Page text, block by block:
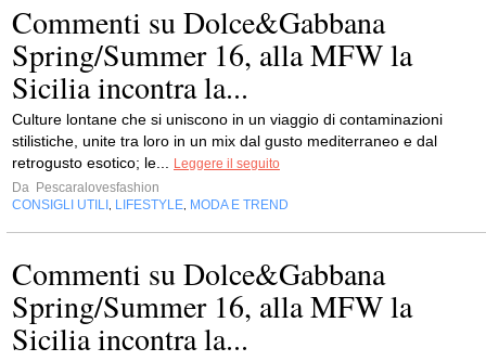
Commenti su Dolce&Gabbana
Spring/Summer 16, alla MFW la
Sicilia incontra la...
Culture lontane che si uniscono in un viaggio di contaminazioni
stilistiche, unite tra loro in un mix dal gusto mediterraneo e dal
retrogusto esotico; le...
Leggere il seguito
Da Pescaralovesfashion
CONSIGLI UTILI
LIFESTYLE MODA E TREND
Commenti su Dolce&Gabbana
Spring/Summer 16, alla MFW la
Sicilia incontra la...